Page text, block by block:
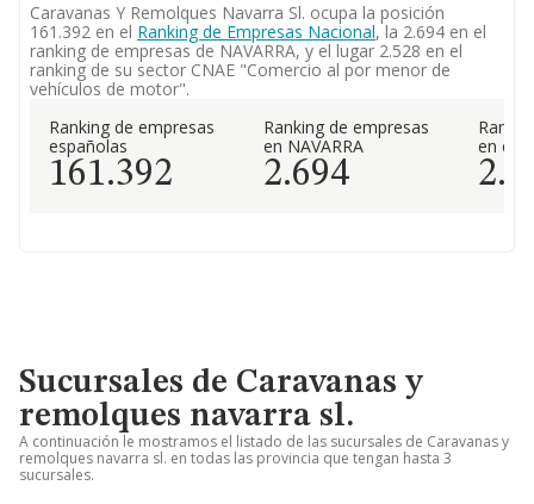
Caravanas Y Remolques Navarra Sl. ocupa la posición
161.392 en el Ranking de Empresas Nacional, la 2.694 en el
ranking de empresas de NAVARRA, y el lugar 2.528 en el
ranking de su sector CNAE "Comercio al por menor de
vehículos de motor".
Ranking de empresas
españolas
161.392
Ranking de empresas
en NAVARRA
2.694
en el
Sucursales de Caravanas y
remolques navarra sl.
A continuación le mostramos el listado de las sucursales de Caravanas y
remolques navarra sl. en todas las provincia que tengan hasta 3
sucursales.